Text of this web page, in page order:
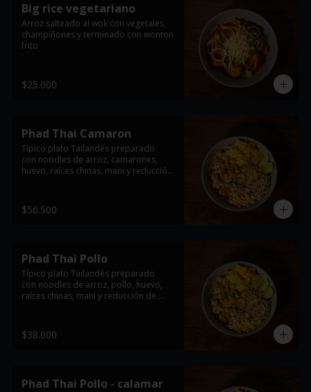
Big rice vegetariano
Arroz salteado al wok con vegetales,
champiñones y terminado con wonton
frito
$25.000
Phad Thai Camaron
Típico plato Tailandés preparado
con noodles de arroz, camarones,
huevo, raíces chinas, mani y reducción
*Imagen de referencia, se entrega con
$56.500
Phad Thai Pollo
Típico plato Tailandés preparado
con noodles de arroz, pollo, huevo,
raíces chinas, mani y reducción de
*Imagen de referencia, se entrega con
$38.000
Phad Thai Pollo - calamar